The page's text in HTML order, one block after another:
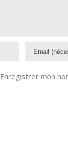
Enregistrer mon